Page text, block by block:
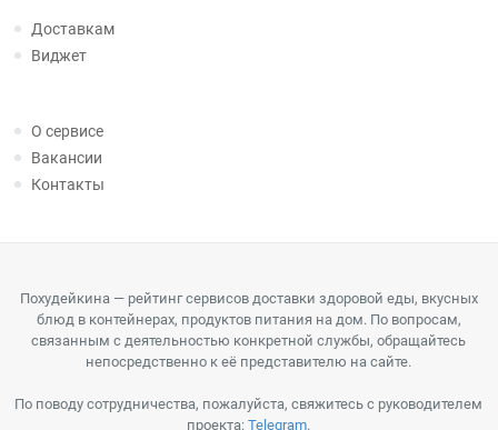
Доставкам
Виджет
О сервисе
Вакансии
Контакты
Похудейкина — рейтинг сервисов доставки здоровой еды, вкусных
блюд в контейнерах, продуктов питания на дом. По вопросам,
связанным с деятельностью конкретной службы, обращайтесь
непосредственно к её представителю на сайте.
По поводу сотрудничества, пожалуйста, свяжитесь с руководителем
проекта:Telegram.